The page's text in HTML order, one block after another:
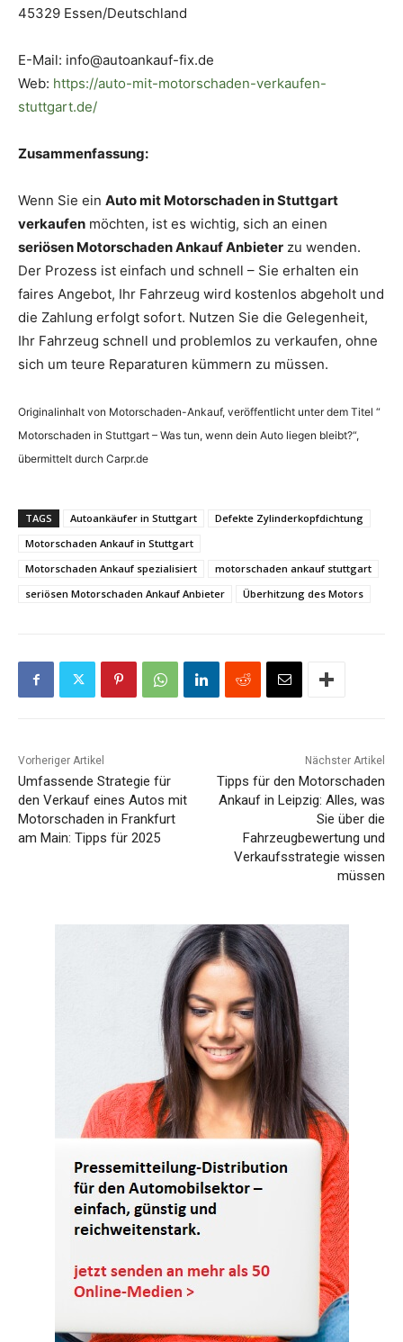
45329 Essen/Deutschland
E-Mail: info@autoankauf-fix.de
Web: https://auto-mit-motorschaden-verkaufen-
stuttgart.de/
Zusammenfassung:
Wenn Sie ein Auto mit Motorschaden in Stuttgart
verkaufen möchten, ist es wichtig, sich an einen
seriösen Motorschaden Ankauf Anbieter zu wenden.
Der Prozess ist einfach und schnell – Sie erhalten ein
faires Angebot, Ihr Fahrzeug wird kostenlos abgeholt und
die Zahlung erfolgt sofort. Nutzen Sie die Gelegenheit,
Ihr Fahrzeug schnell und problemlos zu verkaufen, ohne
sich um teure Reparaturen kümmern zu müssen.
Originalinhalt von Motorschaden-Ankauf, veröffentlicht unter dem Titel “
Motorschaden in Stuttgart – Was tun, wenn dein Auto liegen bleibt?“,
übermittelt durch Carpr.de
TAGS Autoankäufer in Stuttgart
Defekte Zylinderkopfdichtung
Motorschaden Ankauf in Stuttgart
Motorschaden Ankauf spezialisiert
motorschaden ankauf stuttgart
seriösen Motorschaden Ankauf Anbieter
Überhitzung des Motors
Vorheriger Artikel
Umfassende Strategie für
den Verkauf eines Autos mit
Motorschaden in Frankfurt
am Main: Tipps für 2025
Nächster Artikel
Tipps für den Motorschaden
Ankauf in Leipzig: Alles, was
Sie über die
Fahrzeugbewertung und
Verkaufsstrategie wissen
müssen